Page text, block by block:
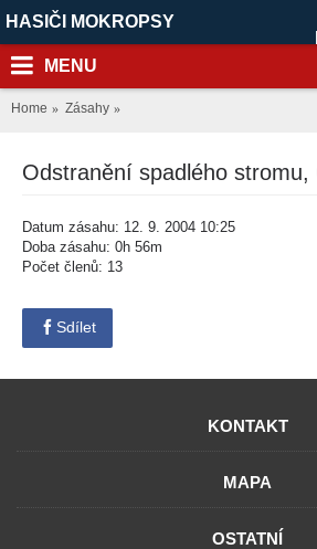
HASIČI MOKROPSY
MENU
Home Zásahy
Datum zásahu: 12. 9. 2004 10:25
Doba zásahu: 0h 56m
Počet členů: 13
Sdílet
KONTAKT
MAPA
OSTATNÍ